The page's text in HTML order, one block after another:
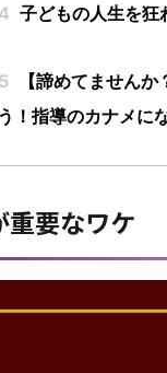
4 子どもの人生を狂
5
【諦めてません
う！指導のカナメ
重要なワケ